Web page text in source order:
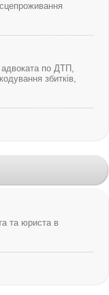
адвоката по ДТП,
збитків,
та юриста в